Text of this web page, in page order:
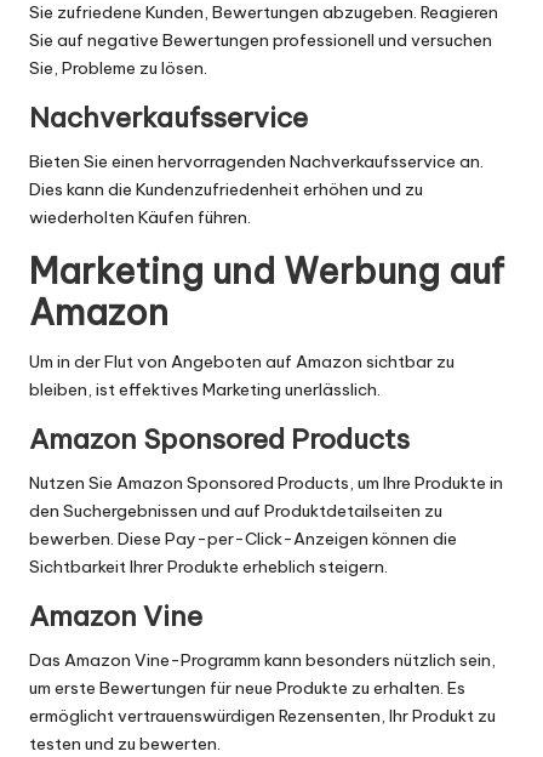
Sie zufriedene Kunden, Bewertungen abzugeben. Reagieren
Sie auf negative Bewertungen professionell und versuchen
Sie, Probleme zu lösen.
Nachverkaufsservice
Bieten Sie einen hervorragenden Nachverkaufsservice an.
Dies kann die Kundenzufriedenheit erhöhen und zu
wiederholten Käufen führen.
Marketing und Werbung auf
Amazon
Um in der Flut von Angeboten auf Amazon sichtbar zu
bleiben, ist effektives Marketing unerlässlich.
Amazon Sponsored Products
Nutzen Sie Amazon Sponsored Products, um Ihre Produkte in
den Suchergebnissen und auf Produktdetailseiten zu
bewerben. Diese Pay-per-Click-Anzeigen können die
Sichtbarkeit Ihrer Produkte erheblich steigern.
Amazon Vine
Das Amazon Vine-Programm kann besonders nützlich sein,
um erste Bewertungen für neue Produkte zu erhalten. Es
ermöglicht vertrauenswürdigen Rezensenten, Ihr Produkt zu
testen und zu bewerten.